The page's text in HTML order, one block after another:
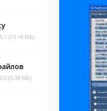
(13.18 МБ)
(0.38 МБ)